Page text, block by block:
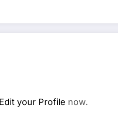
Edit your Profile now.